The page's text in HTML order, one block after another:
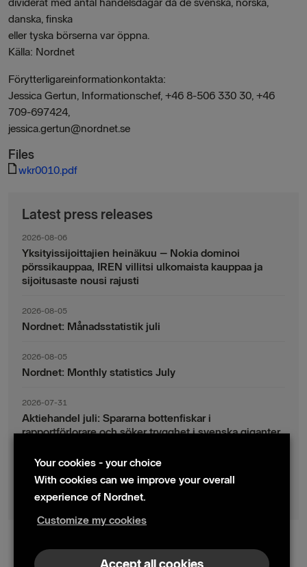
danska, finska
eller tyska börserna var öppna.
Källa: Nordnet
Förytterligareinformationkontakta:
Jessica Gertun, Informationschef, +46 8-506 330 30, +46
709-697424,
jessica.gertun@nordnet.se
Files
wkr0010.pdf
Latest press releases
2026-08-06
Yksityissijoittajien heinäkuu – Nokia dominoi
pörssikauppaa, IREN villitsi ulkomaista kauppaa ja
sijoitusaste nousi rajusti
2026-08-05
Nordnet: Månadsstatistik juli
2026-08-05
Nordnet: Monthly statistics July
2026-07-31
Aktiehandel juli: Spararna bottenfiskar i
rapportförlorare och söker trygghet i svenska giganter
2026-07-30
Fondsparande juli: Vinsthemtagningar i teknik – men
indexsparandet ligger fast
Your cookies - your choice
With cookies can we improve your overall
experience of Nordnet.
Customize my cookies